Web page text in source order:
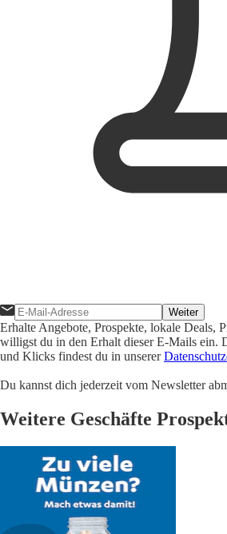
Weiter
Erhalte Angebote, Prospekte, lokale Deals,
willigst du in den Erhalt dieser E-Mails ein.
und Klicks findest du in unserer
Du kannst dich jederzeit vom Newsletter
Weitere Geschäfte